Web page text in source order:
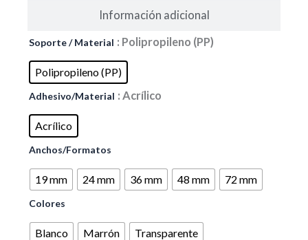
Información adicional
Soporte / Material : Polipropileno (PP)
Polipropileno (PP)
Adhesivo/Material : Acrílico
Acrílico
Anchos/Formatos
19 mm 24 mm 36 mm 48 mm 72 mm
Colores
Blanco Marrón Transparente
Cinta
adhesiva
PP
acrílica
HQ